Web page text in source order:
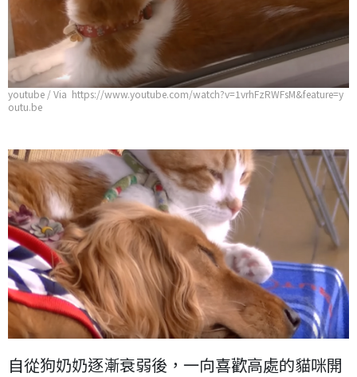
youtube / Via https://www.youtube.com/watch?v=1vrhFzRWFsM&feature=y
outu.be
自從狗奶奶逐漸衰弱後，一向喜歡高處的貓咪開